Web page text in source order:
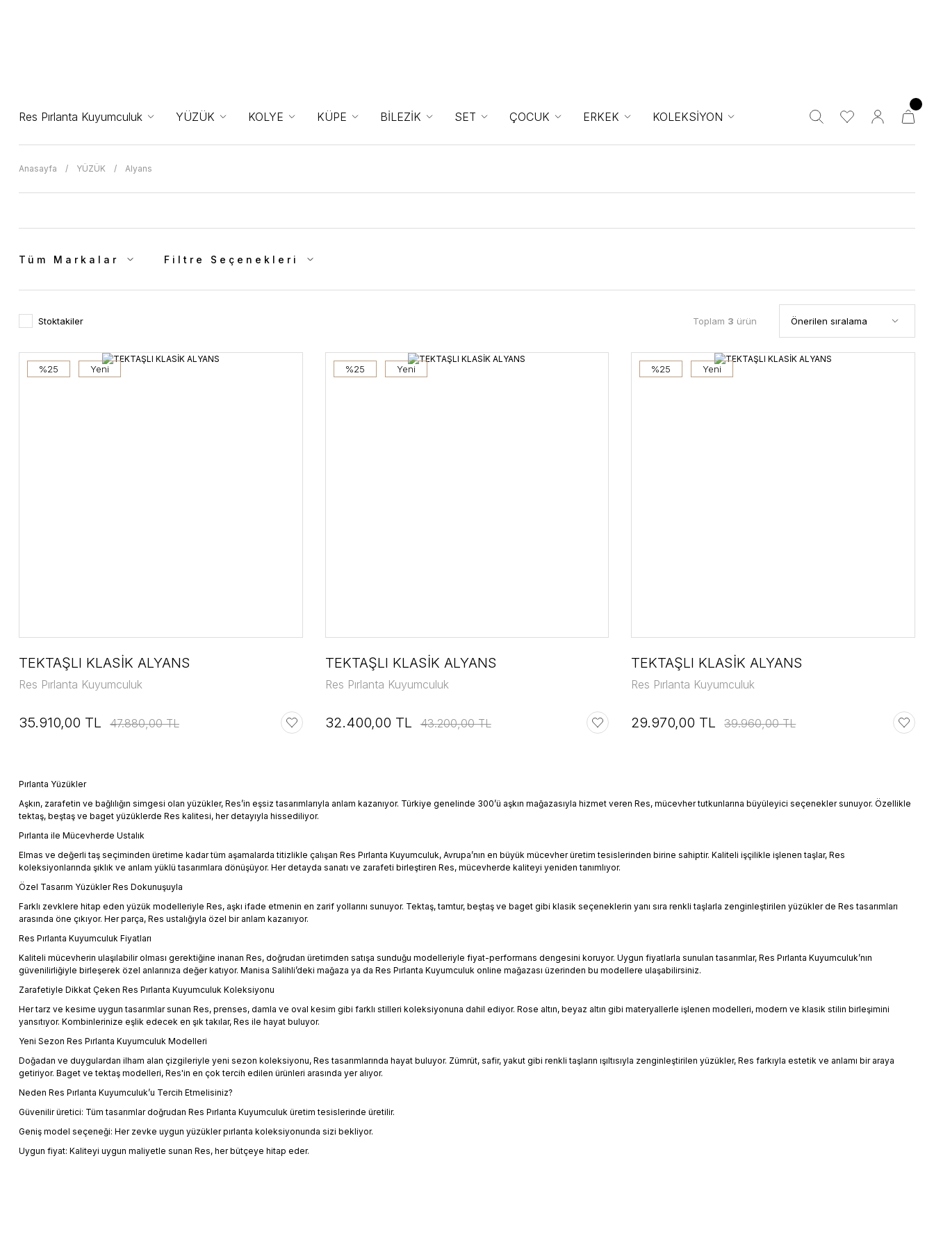
Res Pırlanta Kuyumculuk YÜZÜK KOLYE KÜPE BİLEZİK SET ÇOCUK ERKEK KOLEKSİYON
Anasayfa YÜZÜK Alyans
Tüm Markalar Filtre Seçenekleri
Stoktakiler Toplam 3 ürün
%25 Yeni
TEKTAŞLI KLASİK ALYANS
Res Pırlanta Kuyumculuk
35.910,00 TL 47.880,00 TL
%25 Yeni
TEKTAŞLI KLASİK ALYANS
Res Pırlanta Kuyumculuk
32.400,00 TL 43.200,00 TL
%25 Yeni
TEKTAŞLI KLASİK ALYANS
Res Pırlanta Kuyumculuk
29.970,00 TL 39.960,00 TL
Pırlanta Yüzükler
Aşkın, zarafetin ve bağlılığın simgesi olan yüzükler, Res’in eşsiz tasarımlarıyla anlam kazanıyor. Türkiye genelinde 300’ü aşkın mağazasıyla hizmet veren Res, mücevher tutkunlarına büyüleyici seçenekler sunuyor. Özellikle
tektaş, beştaş ve baget yüzüklerde Res kalitesi, her detayıyla hissediliyor.
Pırlanta ile Mücevherde Ustalık
Elmas ve değerli taş seçiminden üretime kadar tüm aşamalarda titizlikle çalışan Res Pırlanta Kuyumculuk, Avrupa’nın en büyük mücevher üretim tesislerinden birine sahiptir. Kaliteli işçilikle işlenen taşlar, Res
koleksiyonlarında şıklık ve anlam yüklü tasarımlara dönüşüyor. Her detayda sanatı ve zarafeti birleştiren Res, mücevherde kaliteyi yeniden tanımlıyor.
Özel Tasarım Yüzükler Res Dokunuşuyla
Farklı zevklere hitap eden yüzük modelleriyle Res, aşkı ifade etmenin en zarif yollarını sunuyor. Tektaş, tamtur, beştaş ve baget gibi klasik seçeneklerin yanı sıra renkli taşlarla zenginleştirilen yüzükler de Res tasarımları
arasında öne çıkıyor. Her parça, Res ustalığıyla özel bir anlam kazanıyor.
Res Pırlanta Kuyumculuk Fiyatları
Kaliteli mücevherin ulaşılabilir olması gerektiğine inanan Res, doğrudan üretimden satışa sunduğu modelleriyle fiyat-performans dengesini koruyor. Uygun fiyatlarla sunulan tasarımlar, Res Pırlanta Kuyumculuk’nın
güvenilirliğiyle birleşerek özel anlarınıza değer katıyor. Manisa Salihli’deki mağaza ya da Res Pırlanta Kuyumculuk online mağazası üzerinden bu modellere ulaşabilirsiniz.
Zarafetiyle Dikkat Çeken Res Pırlanta Kuyumculuk Koleksiyonu
Her tarz ve kesime uygun tasarımlar sunan Res, prenses, damla ve oval kesim gibi farklı stilleri koleksiyonuna dahil ediyor. Rose altın, beyaz altın gibi materyallerle işlenen modelleri, modern ve klasik stilin birleşimini
yansıtıyor. Kombinlerinize eşlik edecek en şık takılar, Res ile hayat buluyor.
Yeni Sezon Res Pırlanta Kuyumculuk Modelleri
Doğadan ve duygulardan ilham alan çizgileriyle yeni sezon koleksiyonu, Res tasarımlarında hayat buluyor. Zümrüt, safir, yakut gibi renkli taşların ışıltısıyla zenginleştirilen yüzükler, Res farkıyla estetik ve anlamı bir araya
getiriyor. Baget ve tektaş modelleri, Res'in en çok tercih edilen ürünleri arasında yer alıyor.
Neden Res Pırlanta Kuyumculuk’u Tercih Etmelisiniz?
Güvenilir üretici: Tüm tasarımlar doğrudan Res Pırlanta Kuyumculuk üretim tesislerinde üretilir.
Geniş model seçeneği: Her zevke uygun yüzükler pırlanta koleksiyonunda sizi bekliyor.
Uygun fiyat: Kaliteyi uygun maliyetle sunan Res, her bütçeye hitap eder.